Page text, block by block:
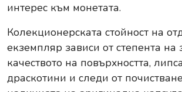
интерес към монетата.
Колекционерската стойност на
екземпляр зависи от степента на
качеството на повърхността,
драскотини и следи от